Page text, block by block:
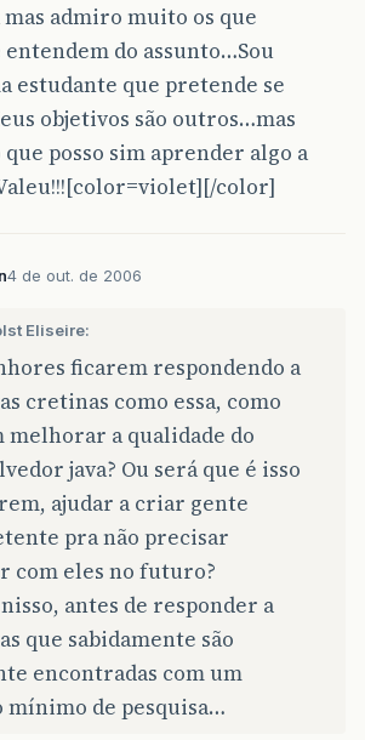
mas admiro muito os que
do assunto…Sou
estudante que pretende se
objetivos são outros…mas
que posso sim aprender algo a
color]
4 de out. de 2006
Eliseire:
ficarem respondendo a
cretinas como essa, como
melhorar a qualidade do
java? Ou será que é isso
ajudar a criar gente
pra não precisar
com eles no futuro?
antes de responder a
que sabidamente são
encontradas com um
mínimo de pesquisa…